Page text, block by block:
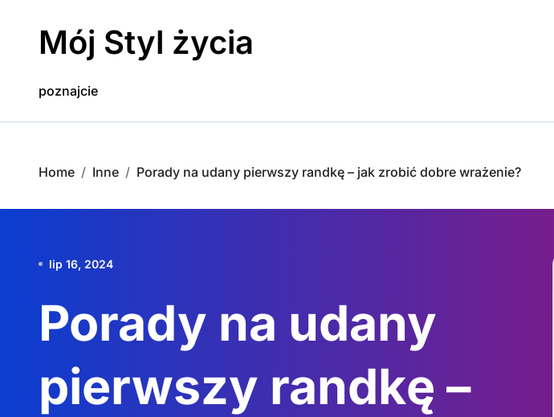
Mój Styl życia
poznajcie
Home Inne Porady na udany pierwszy randkę – jak zrobić dobre wrażenie?
lip 16, 2024
Porady na udany
pierwszy randkę –